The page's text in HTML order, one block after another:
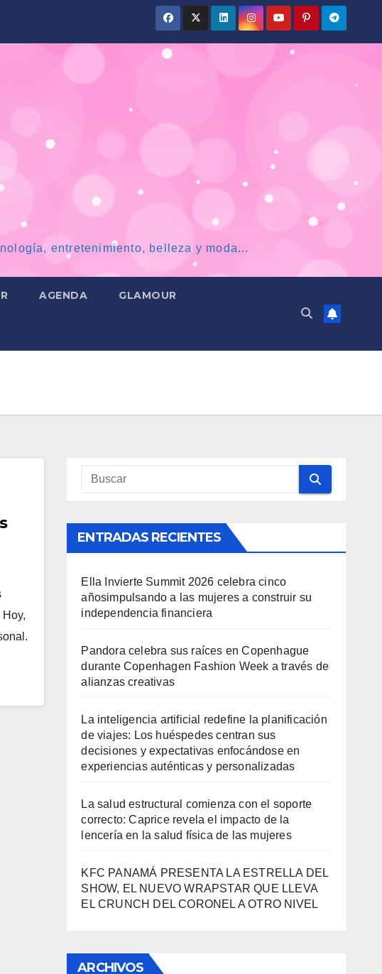
entretenimiento, belleza y moda...
AGENDA GLAMOUR
ENTRADAS RECIENTES
Ella Invierte Summit 2026 celebra cinco
añosimpulsando a las mujeres a construir su
independencia financiera
Pandora celebra sus raíces en Copenhague
durante Copenhagen Fashion Week a través de
alianzas creativas
La inteligencia artificial redefine la planificación
de viajes: Los huéspedes centran sus
decisiones y expectativas enfocándose en
experiencias auténticas y personalizadas
La salud estructural comienza con el soporte
correcto: Caprice revela el impacto de la
lencería en la salud física de las mujeres
KFC PANAMÁ PRESENTA LA ESTRELLA DEL
SHOW, EL NUEVO WRAPSTAR QUE LLEVA
EL CRUNCH DEL CORONEL A OTRO NIVEL
ARCHIVOS